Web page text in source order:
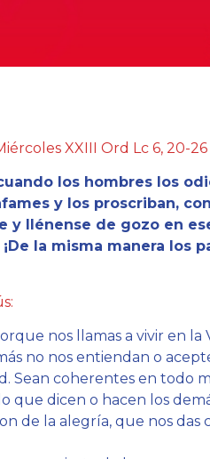
XXIII Ord Lc 6, 20-26
los hombres los
y los proscriban,
y llénense de gozo en
la misma manera los
nos llamas a vivir en
no nos entiendan o
Sean coherentes en todo
que dicen o hacen los
de la alegría, que nos